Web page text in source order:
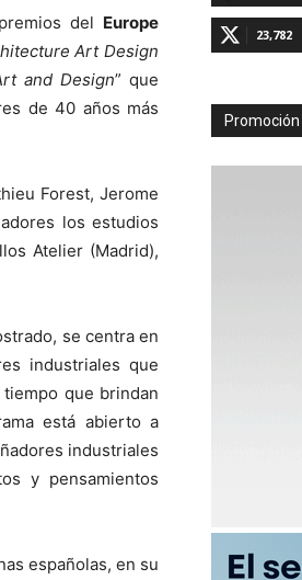
del Europe
Art Design
and Design” que
de 40 años más
Forest, Jerome
los estudios
Atelier (Madrid),
se centra en
industriales que
que brindan
está abierto a
industriales
y pensamientos
españolas, en su
23,782
Promoción